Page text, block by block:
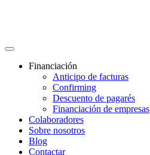
Financiación
Anticipo de facturas
Confirming
Descuento de pagarés
Financiación de empresas
Colaboradores
Sobre nosotros
Blog
Contactar